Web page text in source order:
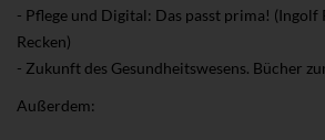
- Pflege und Digital: Das passt prima! (Ingolf
Recken)
- Zukunft des Gesundheitswesens. Bücher
Außerdem: